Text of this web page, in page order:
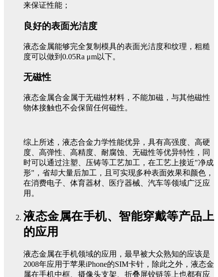
来保证性能；
良好的表面光洁度
液态金属能够完全复制模具的表面光洁度和纹理，粗糙
度可以做到0.05Ra μm以下。
无磁性
液态金属合金属于无磁性材料，不能加磁，与其他磁性
物体接触也不会保留任何磁性。
综上所述，液态合金力学性能优异，具有高强度、高硬
度、高弹性、高精度、耐腐蚀、无磁性等优异特性，同
时可以通过注塑、压铸等工艺加工，在工艺上接近"净成
形"，省却大量后加工，且可实现多种表面效果和颜色，
在消费电子、体育器材、医疗器械、汽车等领域广泛应
用。
液态金属在手机、智能穿戴等产品上
的应用
液态金属在手机领域的应用，最早被大众熟知的应该是
2008年应用于苹果iPhone的SIM卡针，除此之外，液态金
属在手机中框、摄像头支架、折叠屏铰链等上也都有应